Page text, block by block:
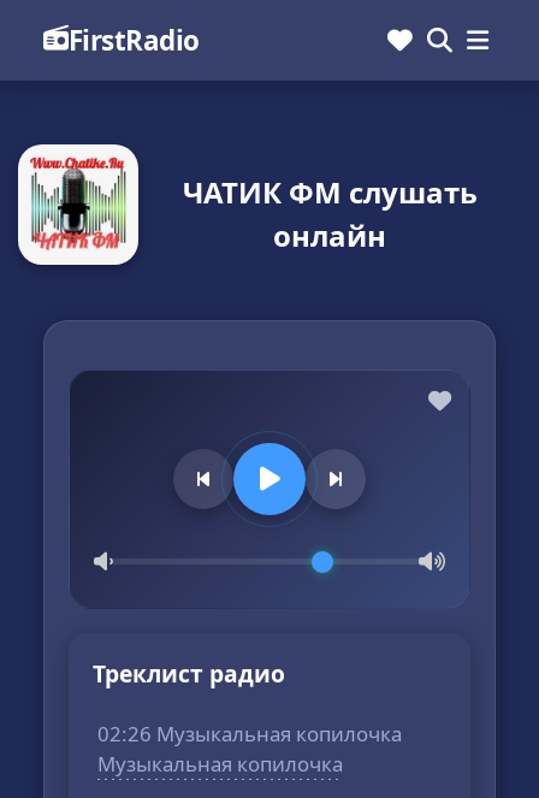
FirstRadio
ЧАТИК ФМ слушать
онлайн
Треклист радио
02:26 Музыкальная копилочка
Музыкальная копилочка